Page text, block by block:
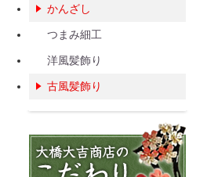
かんざし
つまみ細工
洋風髪飾り
古風髪飾り